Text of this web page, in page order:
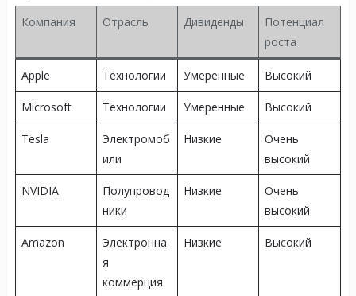
Компания Отрасль Дивиденды
Потенциал
роста
Apple Технологии Умеренные Высокий
Microsoft Технологии Умеренные Высокий
Tesla
Электромоб
или
Низкие
Очень
высокий
NVIDIA
Полупровод
ники
Низкие
Очень
высокий
Amazon
Электронна
я
коммерция
Низкие Высокий